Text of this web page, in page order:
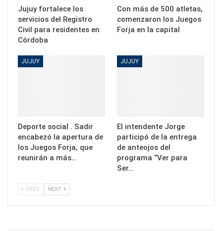
Jujuy fortalece los
servicios del Registro
Civil para residentes en
Córdoba
Con más de 500 atletas,
comenzaron los Juegos
Forja en la capital
JUJUY
Deporte social . Sadir
encabezó la apertura de
los Juegos Forja, que
reunirán a más…
JUJUY
El intendente Jorge
participó de la entrega
de anteojos del
programa “Ver para
Ser…
PREV NEXT